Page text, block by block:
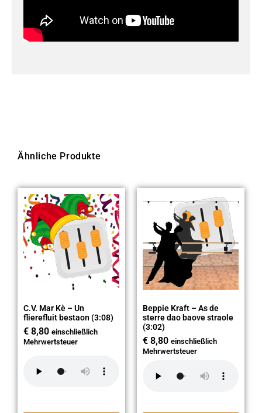
Ähnliche Produkte
C.V. Mar Kè – Un
flierefluit bestaon (3:08)
€ 8,80 einschließlich
Mehrwertsteuer
Beppie Kraft – As de
sterre dao baove straole
(3:02)
€ 8,80 einschließlich
Mehrwertsteuer